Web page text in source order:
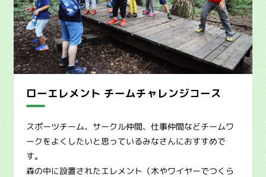
ローエレメント チームチャレンジコース
スポーツチーム、サークル仲間、仕事仲間などチームワ
ークをよくしたいと思っているみなさんにおすすめで
す。
森の中に設置されたエレメント（木やワイヤーでつくら